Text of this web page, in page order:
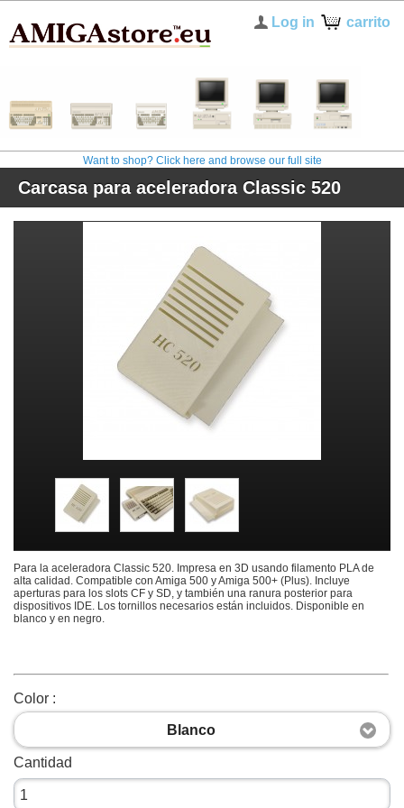
carrito
Log in
Want to shop? Click here and browse our full site
Carcasa para aceleradora Classic 520
Para la aceleradora Classic 520. Impresa en 3D usando filamento PLA de
alta calidad. Compatible con Amiga 500 y Amiga 500+ (Plus). Incluye
aperturas para los slots CF y SD, y también una ranura posterior para
dispositivos IDE. Los tornillos necesarios están incluidos. Disponible en
blanco y en negro.
Color :
Blanco
Cantidad